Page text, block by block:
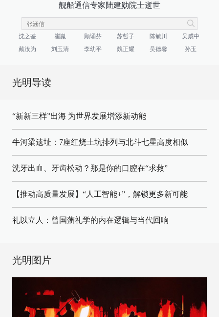
舰船通信专家陆建勋院士逝世
沈之荃 崔崑 顾诵芬 苏哲子 陈毓川
吴咸中
戴汝为
刘玉清 李幼平 魏正耀 吴德馨 孙玉
光明导读
“新新三样”出海 为世界发展增添新动能
牛河梁遗址：7座红烧土坑排列与北斗七星高度相似
洗牙出血、牙齿松动？那是你的口腔在“求救”
【推动高质量发展】“人工智能+”，解锁更多新可能
礼以立人：曾国藩礼学的内在逻辑与当代回响
光明图片